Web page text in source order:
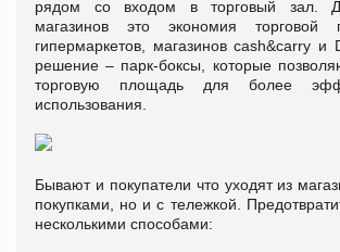
рядом со входом в торговый зал.
магазинов это экономия торговой
гипермаркетов, магазинов сash&сarry и
решение – парк-боксы, которые
торговую площадь для более
использования.
Бывают и покупатели что уходят из
покупками, но и с тележкой.
несколькими способами: